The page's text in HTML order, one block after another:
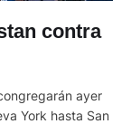
contra
ayer
York hasta San